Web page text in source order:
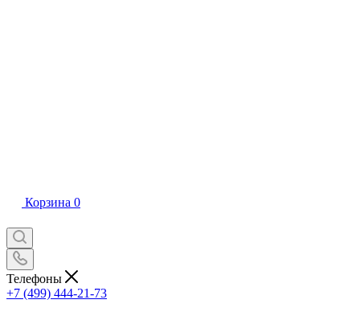
Корзина 0
Телефоны
+7 (499) 444-21-73